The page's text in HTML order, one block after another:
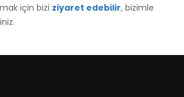
için bizi ziyaret edebilir, bizimle